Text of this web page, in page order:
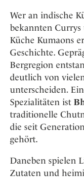
Wer an indische
bekannten
Küche Kumaons
Geschichte.
Bergregion
deutlich von
unterscheiden.
Spezialitäten ist
traditionelle
die seit
gehört.
Daneben spielen
Zutaten und